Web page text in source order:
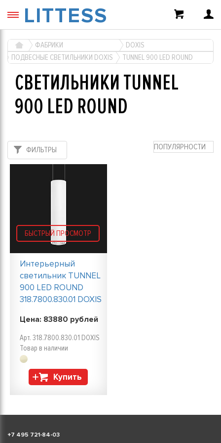
LITTESS
ФАБРИКИ
DOXIS
ПОДВЕСНЫЕ СВЕТИЛЬНИКИ DOXIS
TUNNEL 900 LED ROUND
СВЕТИЛЬНИКИ TUNNEL
900 LED ROUND
ПОПУЛЯРНОСТИ
ФИЛЬТРЫ
БЫСТРЫЙ ПРОСМОТР
Интерьерный
светильник TUNNEL
900 LED ROUND
318.7800.830.01 DOXIS
Цена: 83880 рублей
Арт. 318.7800.830.01 DOXIS
Товар в наличии
Купить
+7 495 721-84-03